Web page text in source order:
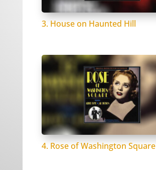
3. House on Haunted Hill
4. Rose of Washington Square